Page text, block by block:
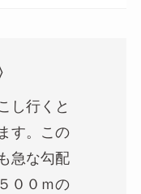
し行くと
す。この
急な勾配
００ｍの